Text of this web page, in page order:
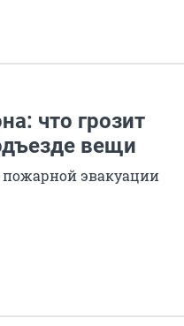
что грозит
вещи
эвакуации